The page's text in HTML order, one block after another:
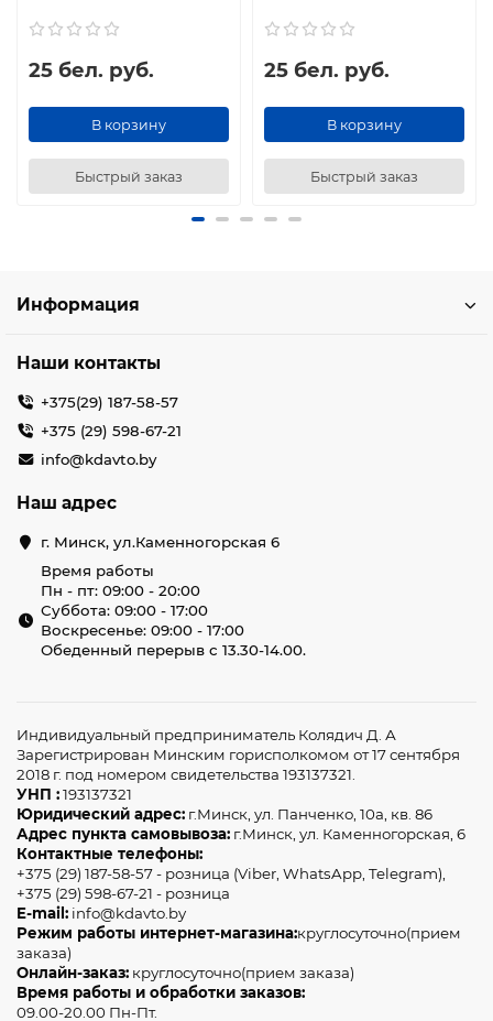
25 бел. руб.
В корзину
Быстрый заказ
25 бел. руб.
В корзину
Быстрый заказ
Информация
Наши контакты
+375(29) 187-58-57
+375 (29) 598-67-21
info@kdavto.by
Наш адрес
г. Минск, ул.Каменногорская 6
Время работы
Пн - пт: 09:00 - 20:00
Суббота: 09:00 - 17:00
Воскресенье: 09:00 - 17:00
Обеденный перерыв с 13.30-14.00.
Индивидуальный предприниматель Колядич Д. А
Зарегистрирован Минским горисполкомом от 17 сентября
2018 г. под номером свидетельства 193137321.
УНП :193137321
Юридический адрес: г.Минск, ул. Панченко, 10а, кв. 86
Адрес пункта самовывоза: г.Минск, ул. Каменногорская, 6
Контактные телефоны:
+375 (29) 187-58-57 - розница (Viber, WhatsApp, Telegram),
+375 (29) 598-67-21 - розница
E-mail: info@kdavto.by
Режим работы интернет-магазина:круглосуточно(прием
заказа)
Онлайн-заказ: круглосуточно(прием заказа)
Время работы и обработки заказов:
09.00-20.00 Пн-Пт.